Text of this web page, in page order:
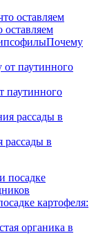
оставляем
Почему
паутинного
в
картофеля: